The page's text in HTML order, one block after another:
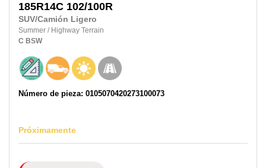
185R14C 102/100R
SUV/Camión Ligero
Summer / Highway Terrain
C BSW
Número de pieza: 0105070420273100073
Próximamente